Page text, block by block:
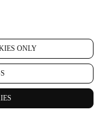
ONLY
marketing à
indiquées dans
vous désinscrire de la
désinscription figurant
si vous souhaitez
veuillez nous envoyer
. Votre
délais, mais dans
receviez quelques
que votre désinscription